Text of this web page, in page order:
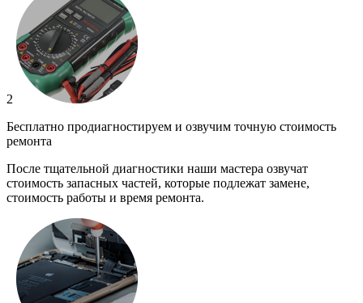
2
Бесплатно продиагностируем и озвучим точную стоимость
ремонта
После тщательной диагностики наши мастера озвучат
стоимость запасных частей, которые подлежат замене,
стоимость работы и время ремонта.